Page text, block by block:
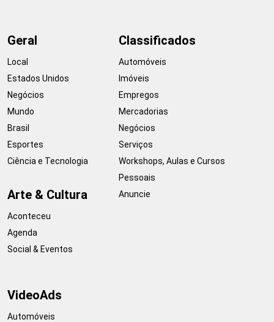
Geral
Local
Estados Unidos
Negócios
Mundo
Brasil
Esportes
Ciência e Tecnologia
Arte & Cultura
Aconteceu
Agenda
Social & Eventos
Classificados
Automóveis
Imóveis
Empregos
Mercadorias
Negócios
Serviços
Workshops, Aulas e Cursos
Pessoais
Anuncie
VideoAds
Automóveis